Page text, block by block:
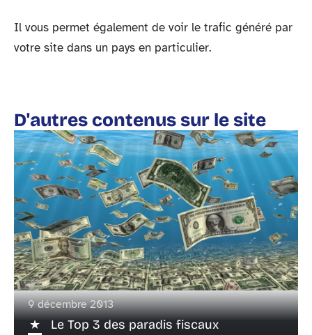
Il vous permet également de voir le trafic généré par
votre site dans un pays en particulier.
D'autres contenus sur le site
9 décembre 2013
Le Top 3 des paradis fiscaux